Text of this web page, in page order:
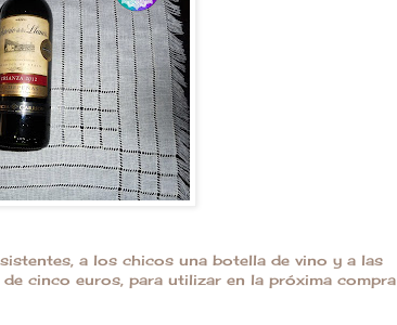
a los chicos una botella de vino y a las
cinco euros, para utilizar en la próxima compra